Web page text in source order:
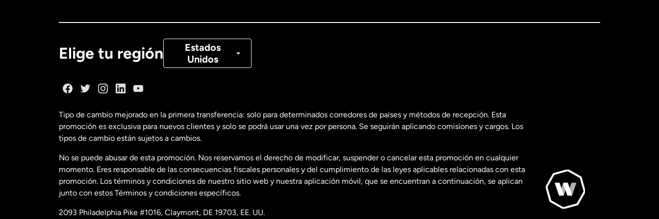
Elige tu región
Estados
Unidos
Canadá Français
Estados Unidos English
Estados Unidos Español
Francia
Tipo de cambio mejorado en la primera transferencia: solo para determinados corredores de países y métodos de recepción. Esta
promoción es exclusiva para nuevos clientes y solo se podrá usar una vez por persona. Se seguirán aplicando comisiones y cargos. Los
tipos de cambio están sujetos a cambios.
No se puede abusar de esta promoción. Nos reservamos el derecho de modificar, suspender o cancelar esta promoción en cualquier
momento. Eres responsable de las consecuencias fiscales personales y del cumplimiento de las leyes aplicables relacionadas con esta
promoción. Los términos y condiciones de nuestro sitio web y nuestra aplicación móvil, que se encuentran a continuación, se aplican
junto con estos Términos y condiciones específicos.
2093 Philadelphia Pike #1016, Claymont, DE 19703, EE. UU.